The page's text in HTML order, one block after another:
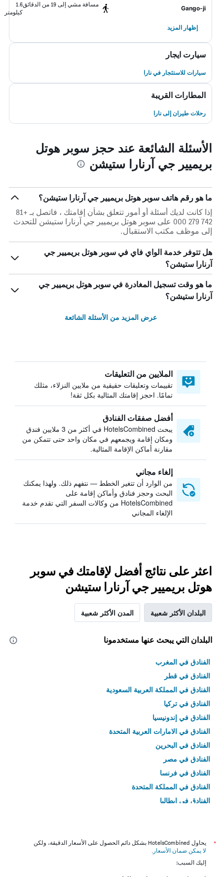
Gango-ji
مسافة مشي إلى 19 من الدقائق
1.6
كيلومتر
إظهار المزيد
سيارت ايجار
سيارات للاستئجار في نارا
المطارات القريبة
رحلات طيران إلى نارا
الأسئلة الشائعة عند حجز سوبر هوتل
بريميير جي آرنارا ستيشن
ما هو رقم هاتف سوبر هوتل بريميير جي آرنارا ستيشن؟
إذا كانت لديك أسئلة أو أمور تتعلق بشأن إقامتك ، فاتصل بـ +81
742 279 000 على سوبر هوتل بريميير جي آرنارا ستيشن للتحدث
إلى موظف مكتب الاستقبال.
هل تتوفر خدمة الواي فاي في سوبر هوتل بريميير جي
آرنارا ستيشن؟
ما هو وقت تسجيل المغادرة في سوبر هوتل بريميير جي
آرنارا ستيشن؟
عرض المزيد من الأسئلة الشائعة
الملايين من التعليقات
تقييمات وتعليقات حقيقية من ملايين النزلاء، مثلك
تمامًا. احجز إقامتك المثالية بكل ثقة!
أفضل صفقات الفنادق
يبحث HotelsCombined في أكثر من 3 ملايين فندق
ومكان إقامة ويجمعهم في مكان واحد حتى تتمكن من
مقارنة أماكن الإقامة المثالية.
إلغاء مجاني
من الوارد أن تتغير الخطط — نتفهم ذلك. ولهذا يمكنك
البحث وحجز فنادق وأماكن إقامة على
HotelsCombined من وكالات السفر التي تقدم خدمة
الإلغاء المجاني
اعثر على نتائج أفضل لإقامتك في سوبر
هوتل بريميير جي آرنارا ستيشن
البلدان الأكثر شعبية المدن الأكثر شعبية
البلدان التي يبحث عنها مستخدمونا
الفنادق في المغرب
الفنادق في قطر
الفنادق في المملكة العربية السعودية
الفنادق في تركيا
الفنادق في إندونيسيا
الفنادق في الامارات العربية المتحدة
الفنادق في البحرين
الفنادق في مصر
الفنادق في فرنسا
الفنادق في المملكة المتحدة
الفنادق في إيطاليا
*
يحاول HotelsCombined بشكل دائم الحصول على الأسعار الدقيقة، ولكن
لا يمكن ضمان الأسعار .
إليك السبب: